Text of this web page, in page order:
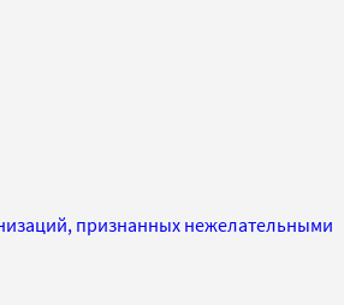
признанных нежелательными